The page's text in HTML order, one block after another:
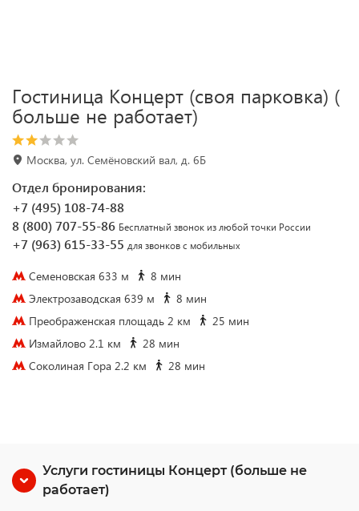
Гостиница Концерт (своя парковка) (
больше не работает)
Москва, ул. Семёновский вал, д. 6Б
Отдел бронирования:
+7 (495) 108-74-88
8 (800) 707-55-86 Бесплатный звонок из любой точки России
+7 (963) 615-33-55 для звонков с мобильных
Семеновская 633 м
8 мин
Электрозаводская 639 м
8 мин
Преображенская площадь 2 км
25 мин
Измайлово 2.1 км
28 мин
Соколиная Гора 2.2 км
28 мин
Услуги гостиницы Концерт (больше не
работает)